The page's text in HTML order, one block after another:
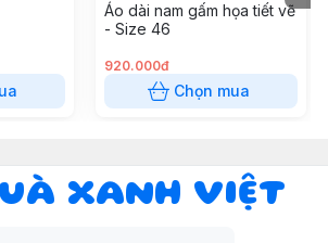
Áo dài nam gấm họa tiết vẽ
- Size 46
920.000đ
Chọn mua
XANH VIỆT